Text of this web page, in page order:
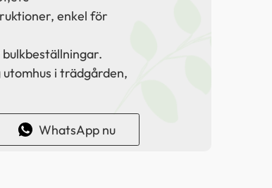
enkel för
i trädgården,
WhatsApp nu